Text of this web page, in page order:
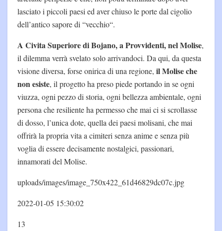
lasciato i piccoli paesi ed aver chiuso le porte dal cigolio
dell’antico sapore di “vecchio“.
A Civita Superiore di Bojano, a Provvidenti, nel Molise,
il dilemma verrà svelato solo arrivandoci. Da qui, da questa
visione diversa, forse onirica di una regione, il Molise che
non esiste, il progetto ha preso piede portando in se ogni
viuzza, ogni pezzo di storia, ogni bellezza ambientale, ogni
persona che resiliente ha permesso che mai ci si scrollasse
di dosso, l’unica dote, quella dei paesi molisani, che mai
offrirà la propria vita a cimiteri senza anime e senza più
voglia di essere decisamente nostalgici, passionari,
innamorati del Molise.
uploads/images/image_750x422_61d46829dc07c.jpg
2022-01-05 15:30:02
13